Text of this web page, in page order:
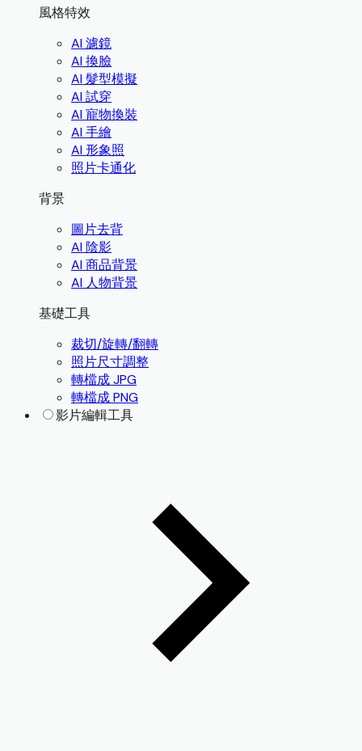
風格特效
AI 濾鏡
AI 換臉
AI 髮型模擬
AI 試穿
AI 寵物換裝
AI 手繪
AI 形象照
照片卡通化
背景
圖片去背
AI 陰影
AI 商品背景
AI 人物背景
基礎工具
裁切/旋轉/翻轉
照片尺寸調整
轉檔成 JPG
轉檔成 PNG
影片編輯工具